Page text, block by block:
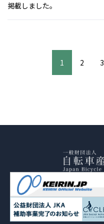
掲載しました。
1 2 3